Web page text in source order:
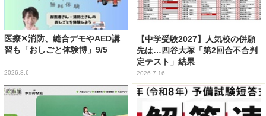
医療✕消防、縫合デモやAED講
習も「おしごと体験博」9/5
2026.8.6
【中学受験2027】人気校の併願
先は…四谷大塚「第2回合不合判
定テスト」結果
2026.7.16